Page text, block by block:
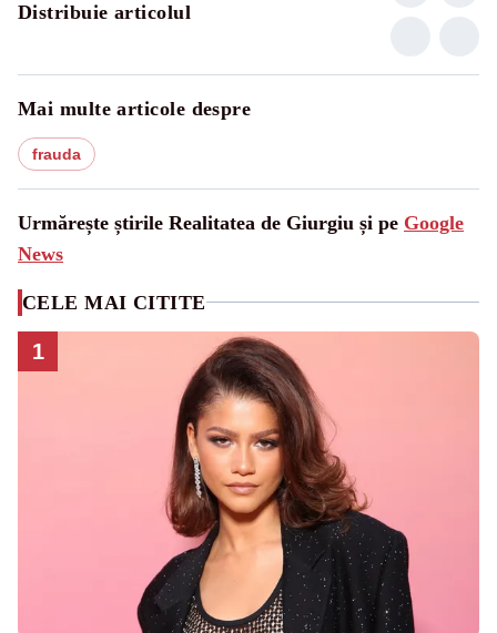
Distribuie articolul
Mai multe articole despre
frauda
Urmărește știrile Realitatea de Giurgiu și pe Google
News
CELE MAI CITITE
1